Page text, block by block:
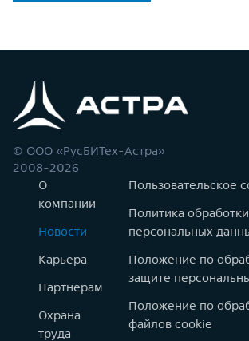
© ООО «РусБИТех-Астра»
2008-2026
О
компании
Новости
Карьера
Партнерам
Охрана
труда
Пользовательское
Политика обработки
персональных
Положение по
защите
Положение по
файлов cookie